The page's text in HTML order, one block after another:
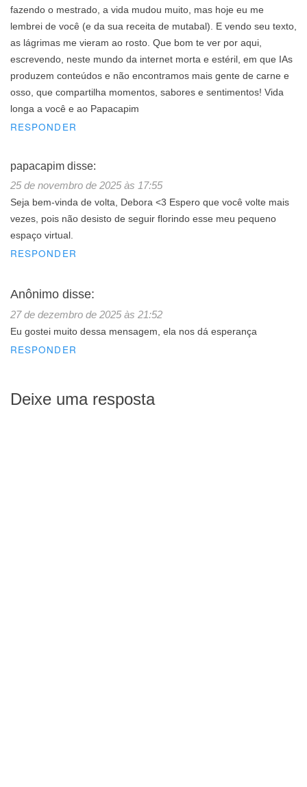
fazendo o mestrado, a vida mudou muito, mas hoje eu me
lembrei de você (e da sua receita de mutabal). E vendo seu texto,
as lágrimas me vieram ao rosto. Que bom te ver por aqui,
escrevendo, neste mundo da internet morta e estéril, em que IAs
produzem conteúdos e não encontramos mais gente de carne e
osso, que compartilha momentos, sabores e sentimentos! Vida
longa a você e ao Papacapim
RESPONDER
papacapim disse:
25 de novembro de 2025 às 17:55
Seja bem-vinda de volta, Debora <3 Espero que você volte mais
vezes, pois não desisto de seguir florindo esse meu pequeno
espaço virtual.
RESPONDER
Anônimo disse:
27 de dezembro de 2025 às 21:52
Eu gostei muito dessa mensagem, ela nos dá esperança
RESPONDER
Deixe uma resposta